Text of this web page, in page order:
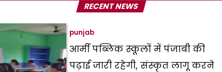
RECENT NEWS
punjab
आर्मी पब्लिक स्कूलों में पंजाबी की
पढ़ाई जारी रहेगी, संस्कृत लागू करने